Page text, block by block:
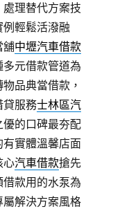
理替代方案技
輕鬆活潑融
舖中壢汽車借款
元借款管道為
品典當借款，
貸服務士林區汽
的口碑最夯配
有實體溫馨店面
心汽車借款搶先
款用的水泵為
屬解決方案風格